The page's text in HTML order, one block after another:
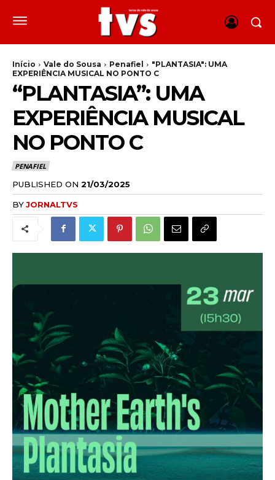
Início Vale do Sousa Penafiel
"PLANTASIA": UMA
EXPERIÊNCIA MUSICAL NO PONTO C
“PLANTASIA”: UMA
EXPERIÊNCIA MUSICAL
NO PONTO C
PENAFIEL
PUBLISHED ON 21/03/2025
BYJORNALTVS